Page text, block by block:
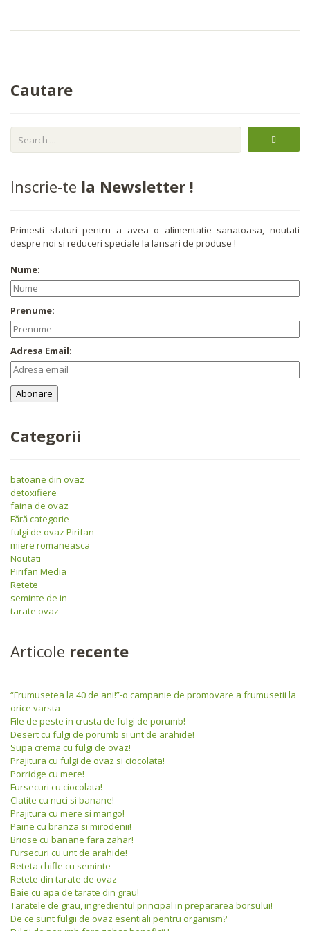
Cautare
Inscrie-te la Newsletter !
Primesti sfaturi pentru a avea o alimentatie sanatoasa, noutati
despre noi si reduceri speciale la lansari de produse !
Nume:
Prenume:
Adresa Email:
Categorii
batoane din ovaz
detoxifiere
faina de ovaz
Fără categorie
fulgi de ovaz Pirifan
miere romaneasca
Noutati
Pirifan Media
Retete
seminte de in
tarate ovaz
Articole recente
“Frumusetea la 40 de ani!”-o campanie de promovare a frumusetii la
orice varsta
File de peste in crusta de fulgi de porumb!
Desert cu fulgi de porumb si unt de arahide!
Supa crema cu fulgi de ovaz!
Prajitura cu fulgi de ovaz si ciocolata!
Porridge cu mere!
Fursecuri cu ciocolata!
Clatite cu nuci si banane!
Prajitura cu mere si mango!
Paine cu branza si mirodenii!
Briose cu banane fara zahar!
Fursecuri cu unt de arahide!
Reteta chifle cu seminte
Retete din tarate de ovaz
Baie cu apa de tarate din grau!
Taratele de grau, ingredientul principal in prepararea borsului!
De ce sunt fulgii de ovaz esentiali pentru organism?